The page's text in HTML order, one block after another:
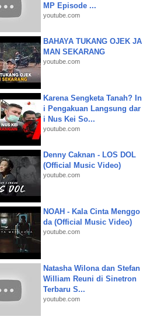
MP Episode ...
youtube.com
BAHAYA TUKANG OJEK JA
MAN SEKARANG
youtube.com
Karena Sengketa Tanah? In
i Pengakuan Langsung dar
i Nus Kei So...
youtube.com
Denny Caknan - LOS DOL
(Official Music Video)
youtube.com
NOAH - Kala Cinta Menggo
da (Official Music Video)
youtube.com
Natasha Wilona dan Stefan
William Reuni di Sinetron
Terbaru S...
youtube.com